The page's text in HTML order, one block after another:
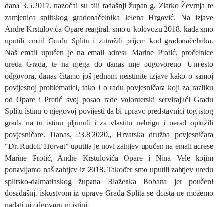
dana 3.5.2017. nazočni su bili tadašnji župan g. Zlatko Ževrnja te
zamjenica splitskog gradonačelnika Jelena Hrgović. Na izjave
Andre Krstulovića Opare reagirali smo u kolovozu 2018. kada smo
uputili email Gradu Splitu i zatražili prijem kod gradonačelnika.
Naš email upućen je na email adresu Marine Protić, pročelnice
ureda Grada, te na njega do danas nije odgovoreno. Umjesto
odgovora, danas čitamo još jednom neistinite izjave kako o samoj
povijesnoj problematici, tako i o radu povjesničara koji za razliku
od Opare i Protić svoj posao rade volonterski servirajući Gradu
Splitu istinu o njegovoj povijesti da bi upravo predstavnici tog istog
grada na tu istinu pljunuli i za vlastitu nebrigu i nerad optužili
povjesničare. Danas, 23.8.2020., Hrvatska družba povjesničara
“Dr. Rudolf Horvat” uputila je novi zahtjev upućen na email adrese
Marine Protić, Andre Krstulovića Opare i Nina Vele kojim
ponavljamo naš zahtjev iz 2018. Također smo uputili zahtjev uredu
splitsko-dalmatinskog župana Blaženka Bobana jer poučeni
dosadašnji iskustvom iz uprave Grada Splita se doista ne možemo
nadati ni odgovoru ni istini.